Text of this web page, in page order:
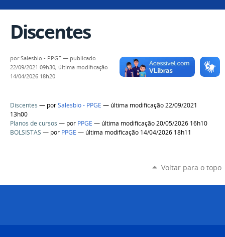
Discentes
porSalesbio - PPGE — publicado
22/09/2021 09h30, última modificação
14/04/2026 18h20
Discentes — porSalesbio - PPGE — última modificação 22/09/2021
13h00
Planos de cursos — por PPGE — última modificação 20/05/2026 16h10
BOLSISTAS — por PPGE — última modificação 14/04/2026 18h11
Voltar para o topo